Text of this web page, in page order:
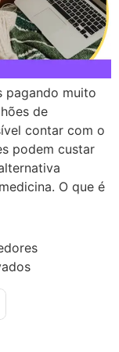
pagando muito
de
contar com o
podem custar
O que é